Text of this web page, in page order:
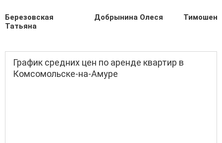
Березовская
Татьяна
Добрынина Олеся
График средних цен по аренде квартир в
Комсомольске-на-Амуре